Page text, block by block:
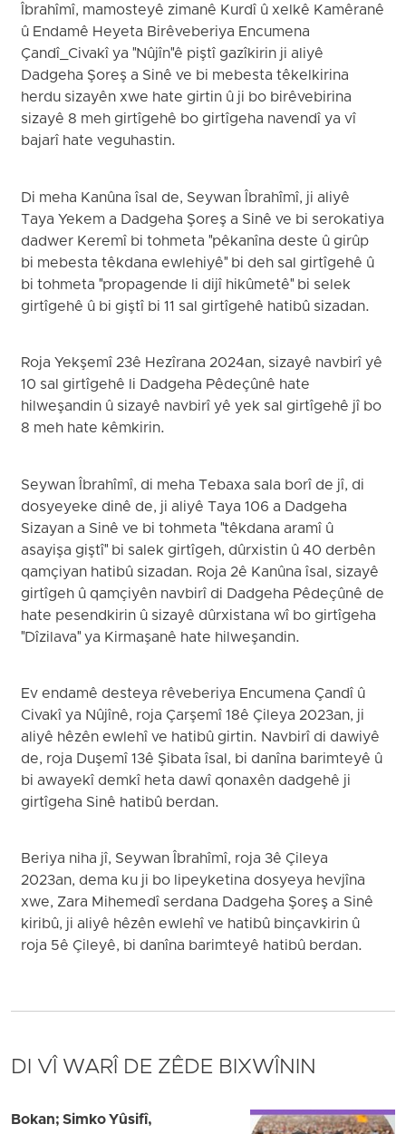
Îbrahîmî, mamosteyê zimanê Kurdî û xelkê Kamêranê
û Endamê Heyeta Birêveberiya Encumena
Çandî_Civakî ya "Nûjîn"ê piştî gazîkirin ji aliyê
Dadgeha Şoreş a Sinê ve bi mebesta têkelkirina
herdu sizayên xwe hate girtin û ji bo birêvebirina
sizayê 8 meh girtîgehê bo girtîgeha navendî ya vî
bajarî hate veguhastin.
Di meha Kanûna îsal de, Seywan Îbrahîmî, ji aliyê
Taya Yekem a Dadgeha Şoreş a Sinê ve bi serokatiya
dadwer Keremî bi tohmeta "pêkanîna deste û girûp
bi mebesta têkdana ewlehiyê" bi deh sal girtîgehê û
bi tohmeta "propagende li dijî hikûmetê" bi selek
girtîgehê û bi giştî bi 11 sal girtîgehê hatibû sizadan.
Roja Yekşemî 23ê Hezîrana 2024an, sizayê navbirî yê
10 sal girtîgehê li Dadgeha Pêdeçûnê hate
hilweşandin û sizayê navbirî yê yek sal girtîgehê jî bo
8 meh hate kêmkirin.
Seywan Îbrahîmî, di meha Tebaxa sala borî de jî, di
dosyeyeke dinê de, ji aliyê Taya 106 a Dadgeha
Sizayan a Sinê ve bi tohmeta "têkdana aramî û
asayişa giştî" bi salek girtîgeh, dûrxistin û 40 derbên
qamçiyan hatibû sizadan. Roja 2ê Kanûna îsal, sizayê
girtîgeh û qamçiyên navbirî di Dadgeha Pêdeçûnê de
hate pesendkirin û sizayê dûrxistana wî bo girtîgeha
"Dîzilava" ya Kirmaşanê hate hilweşandin.
Ev endamê desteya rêveberiya Encumena Çandî û
Civakî ya Nûjînê, roja Çarşemî 18ê Çileya 2023an, ji
aliyê hêzên ewlehî ve hatibû girtin. Navbirî di dawiyê
de, roja Duşemî 13ê Şibata îsal, bi danîna barimteyê û
bi awayekî demkî heta dawî qonaxên dadgehê ji
girtîgeha Sinê hatibû berdan.
Beriya niha jî, Seywan Îbrahîmî, roja 3ê Çileya
2023an, dema ku ji bo lipeyketina dosyeya hevjîna
xwe, Zara Mihemedî serdana Dadgeha Şoreş a Sinê
kiribû, ji aliyê hêzên ewlehî ve hatibû binçavkirin û
roja 5ê Çileyê, bi danîna barimteyê hatibû berdan.
DI VÎ WARÎ DE ZÊDE BIXWÎNIN
Bokan; Simko Yûsifî,